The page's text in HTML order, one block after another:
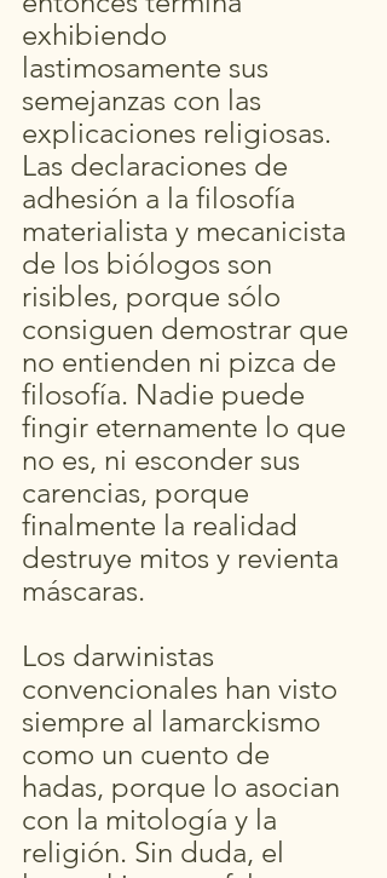
exhibiendo
lastimosamente sus
semejanzas con las
explicaciones religiosas.
Las declaraciones de
adhesión a la filosofía
materialista y mecanicista
de los biólogos son
risibles, porque sólo
consiguen demostrar que
no entienden ni pizca de
filosofía. Nadie puede
fingir eternamente lo que
no es, ni esconder sus
carencias, porque
finalmente la realidad
destruye mitos y revienta
máscaras.
Los darwinistas
convencionales han visto
siempre al lamarckismo
como un cuento de
hadas, porque lo asocian
con la mitología y la
religión. Sin duda, el